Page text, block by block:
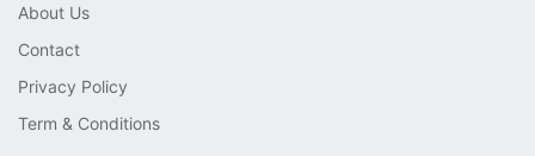
About Us
Contact
Privacy Policy
Term & Conditions